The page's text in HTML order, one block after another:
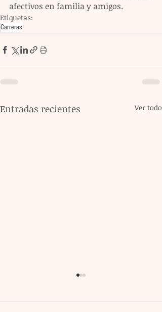
afectivos en familia y amigos.
Etiquetas:
Carreras
Entradas recientes Ver todo